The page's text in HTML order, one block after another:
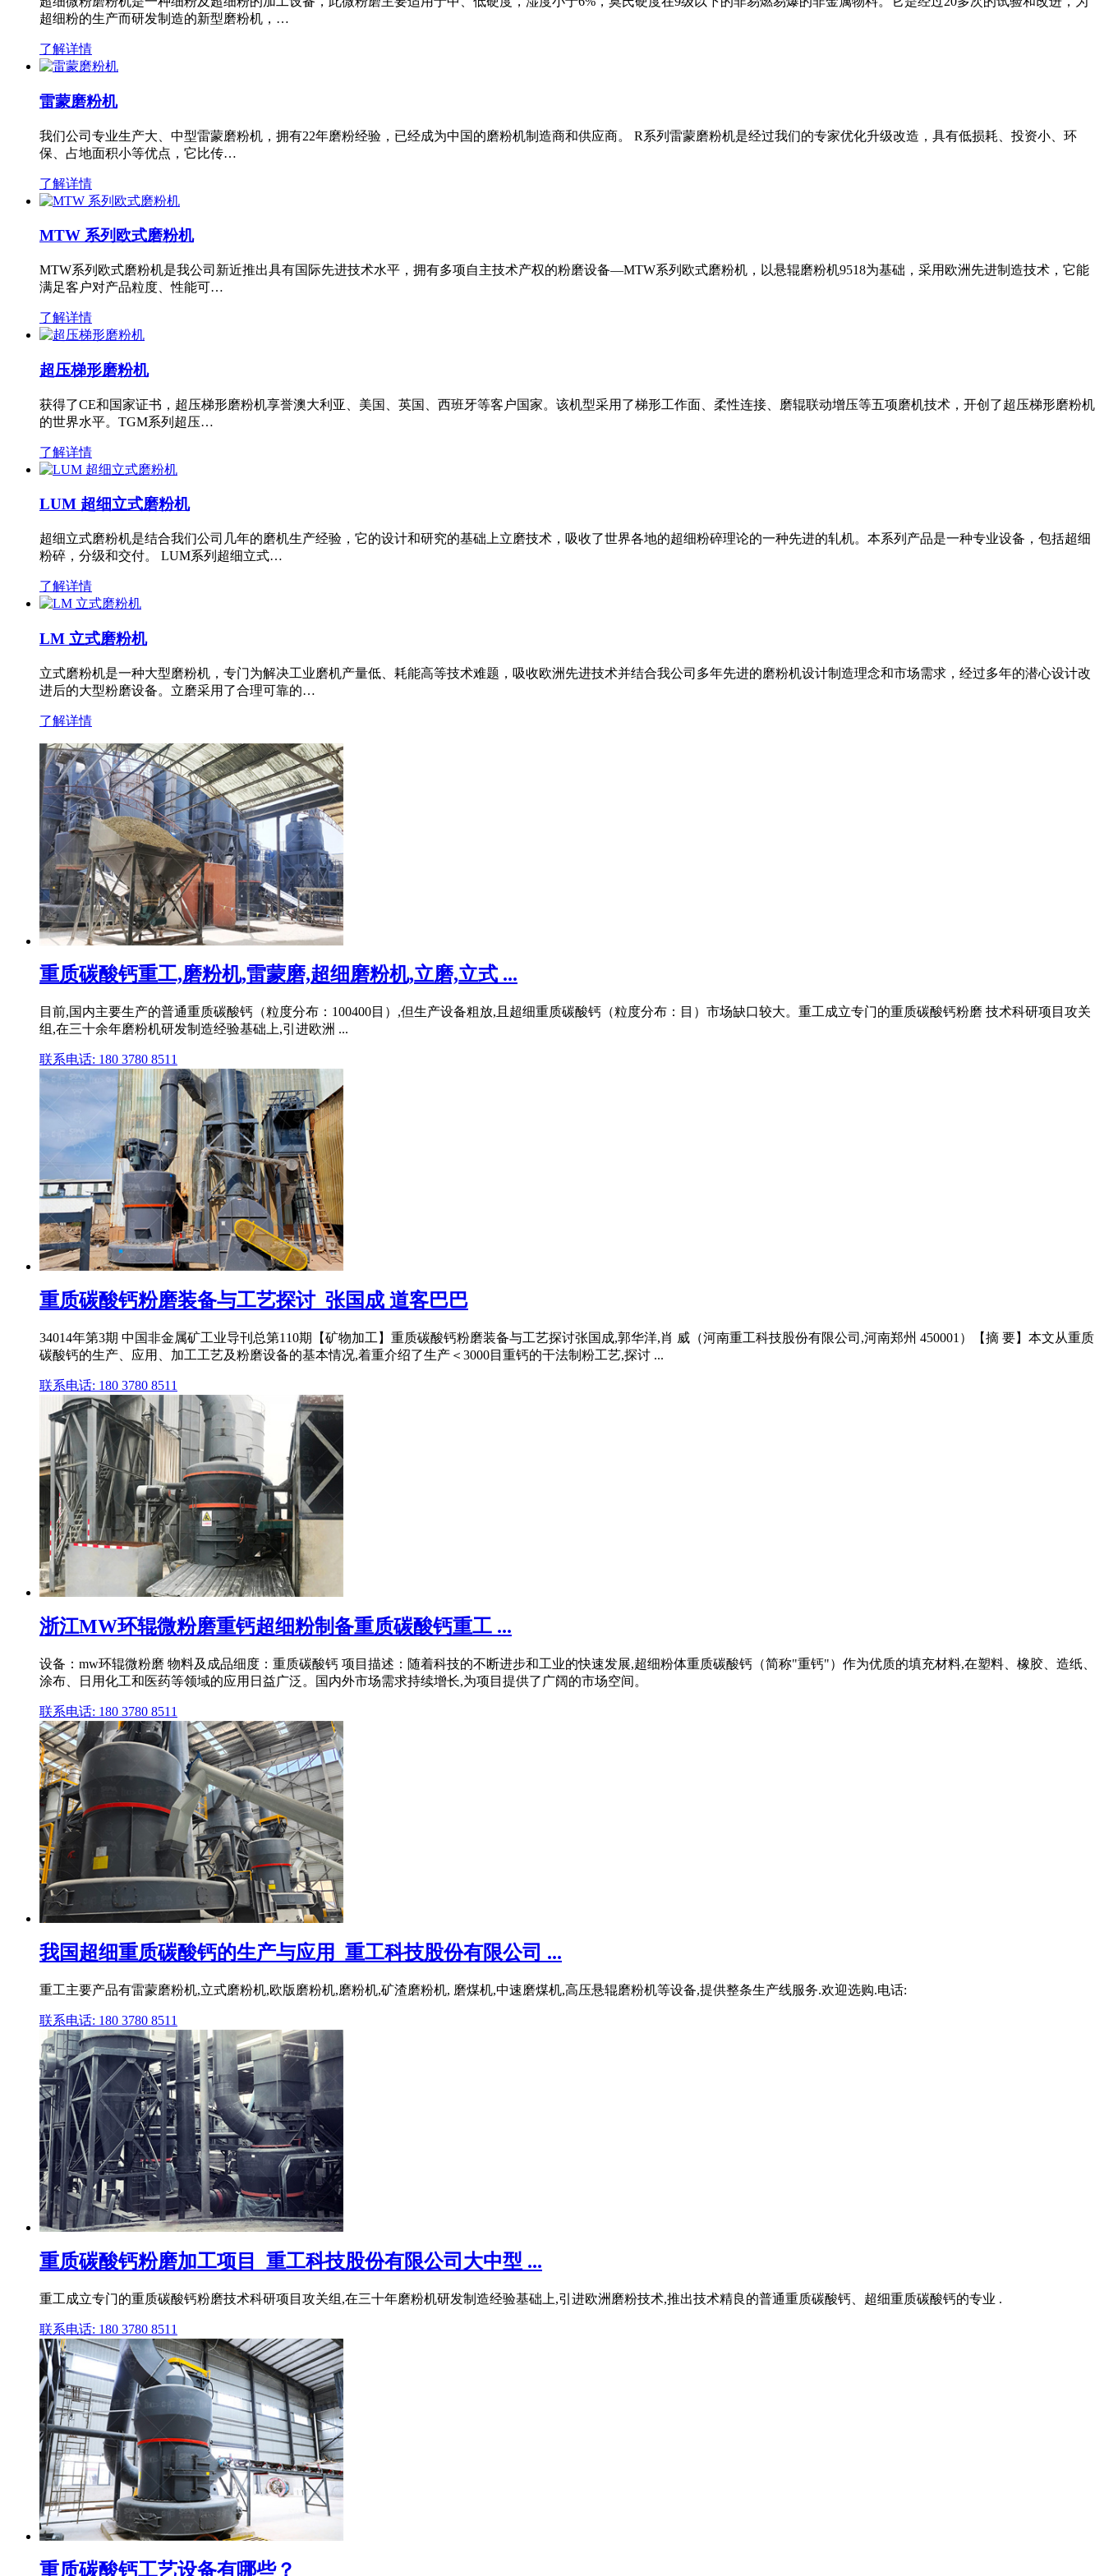
超细粉的生产而研发制造的新型磨粉机，…
了解详情
雷蒙磨粉机
我们公司专业生产大、中型雷蒙磨粉机，拥有22年磨粉经验，已经成为中国的磨粉机制造商和供应商。 R系列雷蒙磨粉机是经过我们的专家优化升级改造，具有低损耗、投资小、环
保、占地面积小等优点，它比传…
了解详情
MTW 系列欧式磨粉机
MTW系列欧式磨粉机是我公司新近推出具有国际先进技术水平，拥有多项自主技术产权的粉磨设备—MTW系列欧式磨粉机，以悬辊磨粉机9518为基础，采用欧洲先进制造技术，它能
满足客户对产品粒度、性能可…
了解详情
超压梯形磨粉机
获得了CE和国家证书，超压梯形磨粉机享誉澳大利亚、美国、英国、西班牙等客户国家。该机型采用了梯形工作面、柔性连接、磨辊联动增压等五项磨机技术，开创了超压梯形磨粉机
的世界水平。TGM系列超压…
了解详情
LUM 超细立式磨粉机
超细立式磨粉机是结合我们公司几年的磨机生产经验，它的设计和研究的基础上立磨技术，吸收了世界各地的超细粉碎理论的一种先进的轧机。本系列产品是一种专业设备，包括超细
粉碎，分级和交付。 LUM系列超细立式…
了解详情
LM 立式磨粉机
立式磨粉机是一种大型磨粉机，专门为解决工业磨机产量低、耗能高等技术难题，吸收欧洲先进技术并结合我公司多年先进的磨粉机设计制造理念和市场需求，经过多年的潜心设计改
进后的大型粉磨设备。立磨采用了合理可靠的…
了解详情
重质碳酸钙重工,磨粉机,雷蒙磨,超细磨粉机,立磨,立式 ...
目前,国内主要生产的普通重质碳酸钙（粒度分布：100400目）,但生产设备粗放,且超细重质碳酸钙（粒度分布：目）市场缺口较大。重工成立专门的重质碳酸钙粉磨 技术科研项目攻关
组,在三十余年磨粉机研发制造经验基础上,引进欧洲 ...
联系电话: 180 3780 8511
重质碳酸钙粉磨装备与工艺探讨_张国成 道客巴巴
34014年第3期 中国非金属矿工业导刊总第110期【矿物加工】重质碳酸钙粉磨装备与工艺探讨张国成,郭华洋,肖 威（河南重工科技股份有限公司,河南郑州 450001）【摘 要】本文从重质
碳酸钙的生产、应用、加工工艺及粉磨设备的基本情况,着重介绍了生产＜3000目重钙的干法制粉工艺,探讨 ...
联系电话: 180 3780 8511
浙江MW环辊微粉磨重钙超细粉制备重质碳酸钙重工 ...
设备：mw环辊微粉磨 物料及成品细度：重质碳酸钙 项目描述：随着科技的不断进步和工业的快速发展,超细粉体重质碳酸钙（简称"重钙"）作为优质的填充材料,在塑料、橡胶、造纸、
涂布、日用化工和医药等领域的应用日益广泛。国内外市场需求持续增长,为项目提供了广阔的市场空间。
联系电话: 180 3780 8511
我国超细重质碳酸钙的生产与应用_重工科技股份有限公司 ...
重工主要产品有雷蒙磨粉机,立式磨粉机,欧版磨粉机,磨粉机,矿渣磨粉机, 磨煤机,中速磨煤机,高压悬辊磨粉机等设备,提供整条生产线服务.欢迎选购.电话:
联系电话: 180 3780 8511
重质碳酸钙粉磨加工项目_重工科技股份有限公司大中型 ...
重工成立专门的重质碳酸钙粉磨技术科研项目攻关组,在三十年磨粉机研发制造经验基础上,引进欧洲磨粉技术,推出技术精良的普通重质碳酸钙、超细重质碳酸钙的专业 .
联系电话: 180 3780 8511
重质碳酸钙工艺设备有哪些？